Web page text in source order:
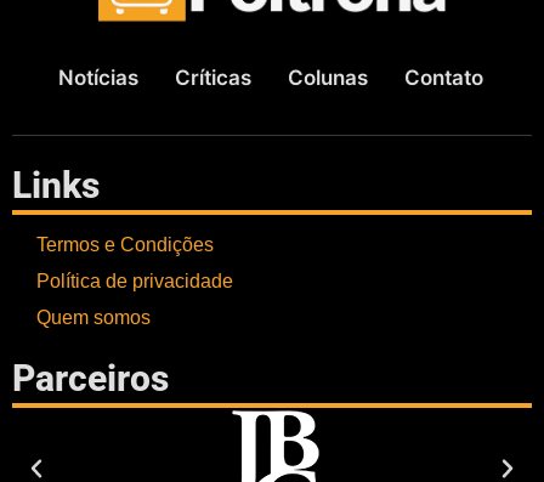
Notícias Críticas Colunas Contato
Links
Termos e Condições
Política de privacidade
Quem somos
Parceiros